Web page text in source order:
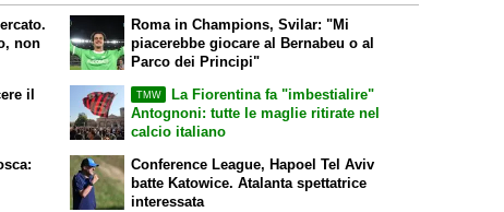
non
il
Roma in Champions, Svilar: "Mi
piacerebbe giocare al Bernabeu o al
Parco dei Principi"
TMW
La Fiorentina fa "imbestialire"
Antognoni: tutte le maglie ritirate nel
calcio italiano
Conference League, Hapoel Tel Aviv
batte Katowice. Atalanta spettatrice
interessata